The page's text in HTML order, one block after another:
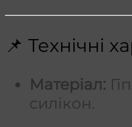
📌 Технічні
Матеріал:
силікон.